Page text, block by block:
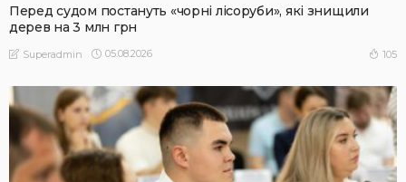
Перед судом постануть «чорні лісоруби», які знищили
дерев на 3 млн грн
Superadmin 05.08.2026 105